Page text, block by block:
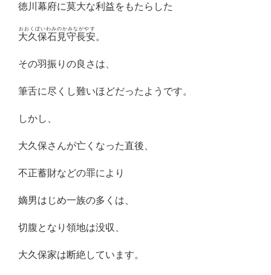
徳川幕府に莫大な利益をもたらした
大久保石見守長安
おおくぼいわみのかみながやす
。
その羽振りの良さは、
筆舌に尽くし難いほどだったようです。
しかし、
大久保さんが亡くなった直後、
不正蓄財などの罪により
嫡男はじめ一族の多くは、
切腹となり領地は没収、
大久保家は断絶しています。